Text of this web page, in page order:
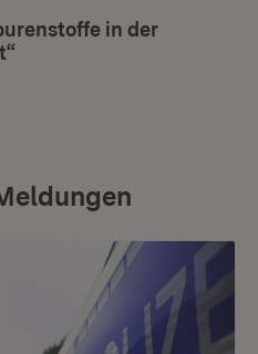
in der